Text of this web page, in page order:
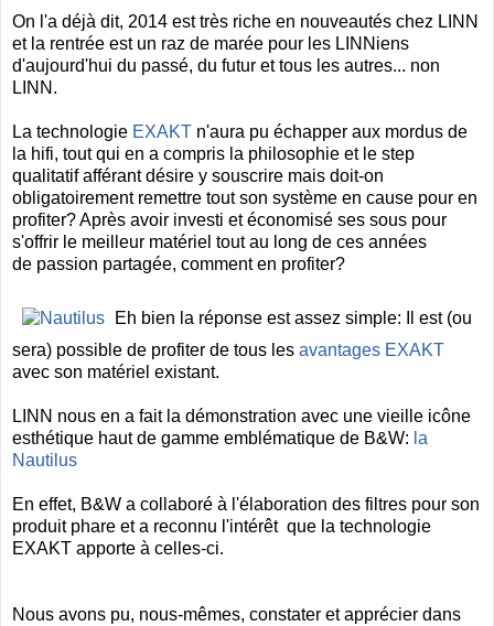
On l'a déjà dit, 2014 est très riche en nouveautés chez LINN
et la rentrée est un raz de marée pour les LINNiens
d'aujourd'hui du passé, du futur et tous les autres... non
LINN.
La technologie EXAKT n'aura pu échapper aux mordus de
la hifi, tout qui en a compris la philosophie et le step
qualitatif afférant désire y souscrire mais doit-on
obligatoirement remettre tout son système en cause pour en
profiter? Après avoir investi et économisé ses sous pour
s'offrir le meilleur matériel tout au long de ces années
de passion partagée, comment en profiter?
Eh bien la réponse est assez simple: Il est (ou
sera) possible de profiter de tous les avantages EXAKT
avec son matériel existant.
LINN nous en a fait la démonstration avec une vieille icône
esthétique haut de gamme emblématique de B&W: la
Nautilus
En effet, B&W a collaboré à l'élaboration des filtres pour son
produit phare et a reconnu l'intérêt que la technologie
EXAKT apporte à celles-ci.
Nous avons pu, nous-mêmes, constater et apprécier dans